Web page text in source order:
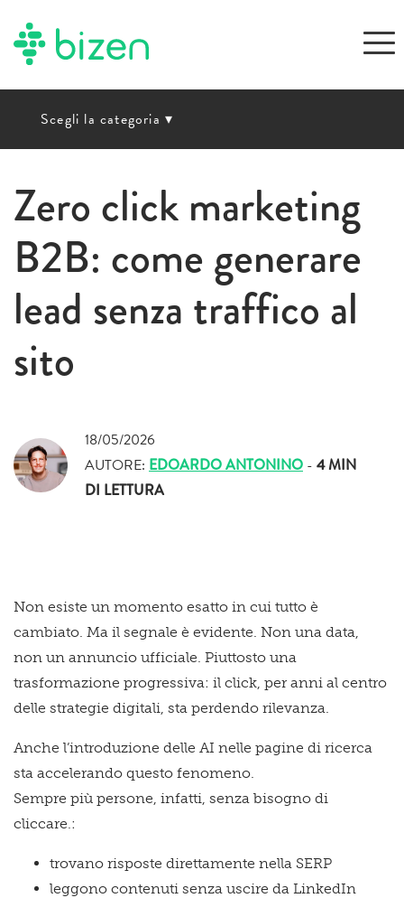
Scegli la categoria ▾
Zero click marketing
B2B: come generare
lead senza traffico al
sito
18/05/2026
AUTORE: EDOARDO ANTONINO - 4 MIN
DI LETTURA
Non esiste un momento esatto in cui tutto è
cambiato. Ma il segnale è evidente. Non una data,
non un annuncio ufficiale. Piuttosto una
trasformazione progressiva: il click, per anni al centro
delle strategie digitali, sta perdendo rilevanza.
Anche l’introduzione delle AI nelle pagine di ricerca
sta accelerando questo fenomeno.
Sempre più persone, infatti, senza bisogno di
cliccare.:
trovano risposte direttamente nella SERP
leggono contenuti senza uscire da LinkedIn